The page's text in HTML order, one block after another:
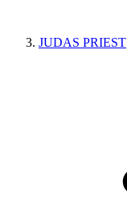
JUDAS PRIEST